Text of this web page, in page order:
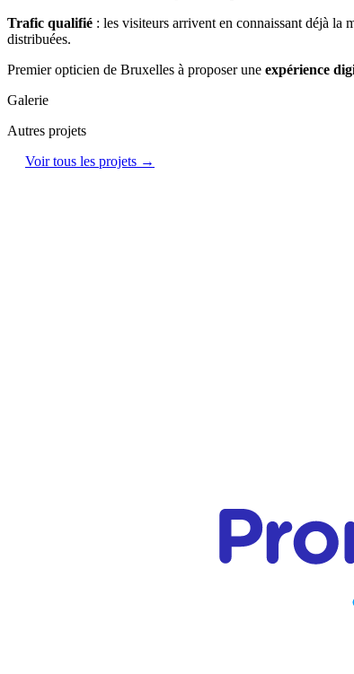
Trafic qualifié : les visiteurs arrivent en connaissant déjà
distribuées.
Premier opticien de Bruxelles à proposer une expérience
Galerie
Autres projets
Voir tous les projets →